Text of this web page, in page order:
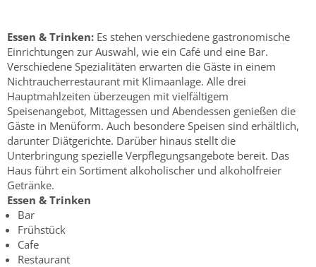
Essen & Trinken: Es stehen verschiedene gastronomische
Einrichtungen zur Auswahl, wie ein Café und eine Bar.
Verschiedene Spezialitäten erwarten die Gäste in einem
Nichtraucherrestaurant mit Klimaanlage. Alle drei
Hauptmahlzeiten überzeugen mit vielfältigem
Speisenangebot, Mittagessen und Abendessen genießen die
Gäste in Menüform. Auch besondere Speisen sind erhältlich,
darunter Diätgerichte. Darüber hinaus stellt die
Unterbringung spezielle Verpflegungsangebote bereit. Das
Haus führt ein Sortiment alkoholischer und alkoholfreier
Getränke.
Essen & Trinken
Bar
Frühstück
Cafe
Restaurant